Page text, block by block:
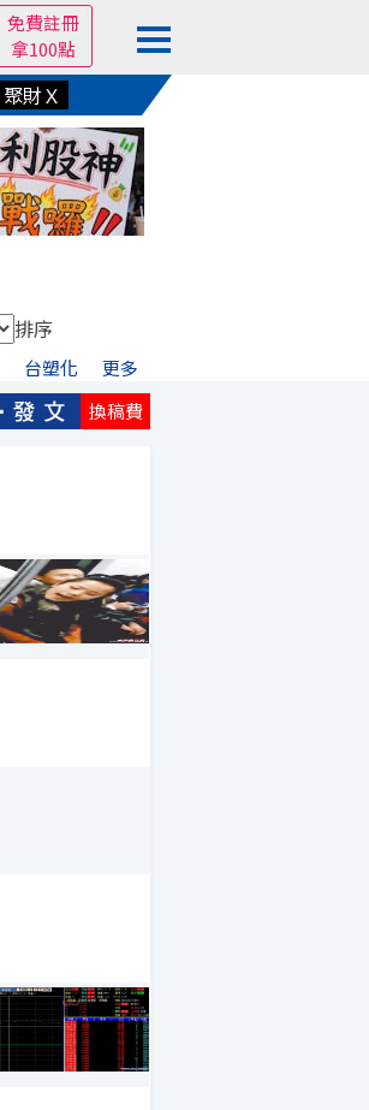
免費註冊
拿100點
聚財Ｘ
排序
台塑化 更多
換稿費